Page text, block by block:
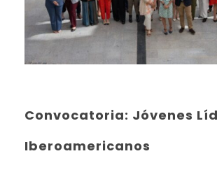
Convocatoria: Jóvenes
Iberoamericanos